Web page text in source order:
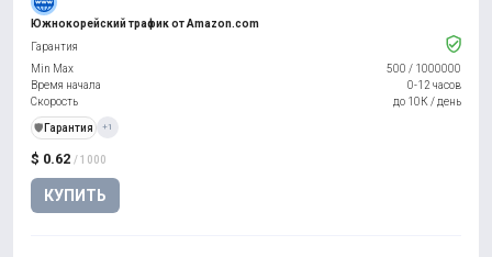
Южнокорейский трафик от Amazon.com
$ 0.62 / 1000
КУПИТЬ
Гарантия
Min Max
500 / 1000000
Время начала
0-12 часов
Скорость
до 10К / день
️🛡️ Гарантия +1